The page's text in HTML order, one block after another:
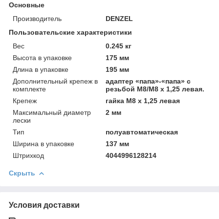
Основные
Производитель
DENZEL
Пользовательские характеристики
Вeс
0.245 кг
Высотa в упаковке
175 мм
Длинa в упаковке
195 мм
Дополнительный крепеж в
комплекте
адаптер «папа»-«папа» с
резьбой M8/М8 x 1,25 левая.
Крепеж
гайка М8 х 1,25 левая
Максимальный диаметр
лески
2 мм
Тип
полуавтоматическая
Ширинa в упаковке
137 мм
Штрихкод
4044996128214
Скрыть
Условия доставки